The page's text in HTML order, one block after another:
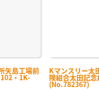
矢島工場前
・1K-
Kマンスリー太
険組合太田記
(No.782367)